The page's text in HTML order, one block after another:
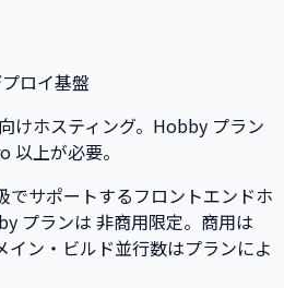
ロイ基盤
けホスティング。Hobby プラン
以上が必要。
サポートするフロントエンドホ
プランは 非商用限定。商用は
ン・ビルド並行数はプランによ